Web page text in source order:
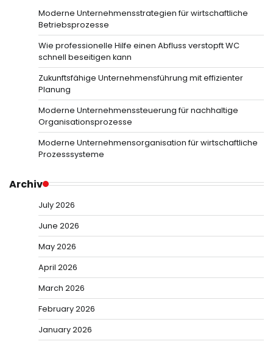
Moderne Unternehmensstrategien für wirtschaftliche
Betriebsprozesse
Wie professionelle Hilfe einen Abfluss verstopft WC
schnell beseitigen kann
Zukunftsfähige Unternehmensführung mit effizienter
Planung
Moderne Unternehmenssteuerung für nachhaltige
Organisationsprozesse
Moderne Unternehmensorganisation für wirtschaftliche
Prozesssysteme
Archiv
July 2026
June 2026
May 2026
April 2026
March 2026
February 2026
January 2026